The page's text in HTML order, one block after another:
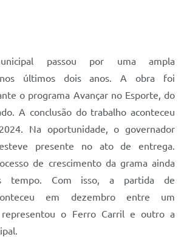
passou por uma ampla
nos últimos dois anos. A obra foi
o programa Avançar no Esporte, do
A conclusão do trabalho aconteceu
Na oportunidade, o governador
presente no ato de entrega.
de crescimento da grama ainda
tempo. Com isso, a partida de
em dezembro entre um
representou o Ferro Carril e outro a